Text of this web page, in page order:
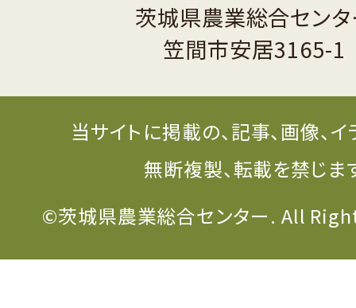
茨城県農業総合セン
笠間市安居3165-1
当サイトに掲載の、記事、画像、
無断複製、転載を禁じま
©茨城県農業総合センター. All